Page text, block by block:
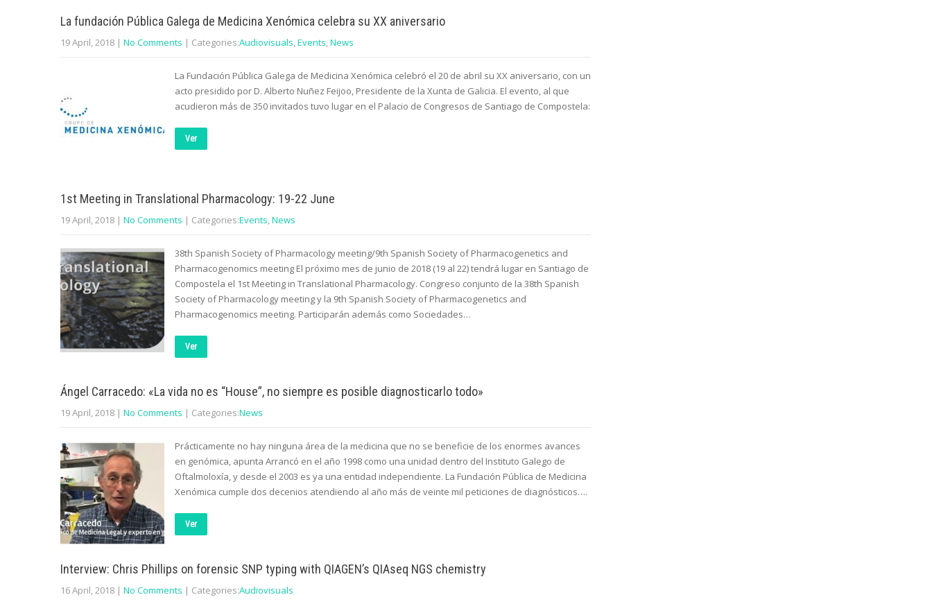
La fundación Pública Galega de Medicina Xenómica celebra su XX aniversario
19 April, 2018 | No Comments | Categories:Audiovisuals,Events,News
La Fundación Pública Galega de Medicina Xenómica celebró el 20 de abril su XX aniversario, con un
acto presidido por D. Alberto Nuñez Feijoo, Presidente de la Xunta de Galicia. El evento, al que
acudieron más de 350 invitados tuvo lugar en el Palacio de Congresos de Santiago de Compostela:
Ver
1st Meeting in Translational Pharmacology: 19-22 June
19 April, 2018 | No Comments | Categories:Events,News
38th Spanish Society of Pharmacology meeting/9th Spanish Society of Pharmacogenetics and
Pharmacogenomics meeting El próximo mes de junio de 2018 (19 al 22) tendrá lugar en Santiago de
Compostela el 1st Meeting in Translational Pharmacology. Congreso conjunto de la 38th Spanish
Society of Pharmacology meeting y la 9th Spanish Society of Pharmacogenetics and
Pharmacogenomics meeting. Participarán además como Sociedades…
Ver
Ángel Carracedo: «La vida no es “House”, no siempre es posible diagnosticarlo todo»
19 April, 2018 | No Comments | Categories:News
Prácticamente no hay ninguna área de la medicina que no se beneficie de los enormes avances
en genómica, apunta Arrancó en el año 1998 como una unidad dentro del Instituto Galego de
Oftalmoloxía, y desde el 2003 es ya una entidad independiente. La Fundación Pública de Medicina
Xenómica cumple dos decenios atendiendo al año más de veinte mil peticiones de diagnósticos….
Ver
Interview: Chris Phillips on forensic SNP typing with QIAGEN’s QIAseq NGS chemistry
16 April, 2018 | No Comments | Categories:Audiovisuals